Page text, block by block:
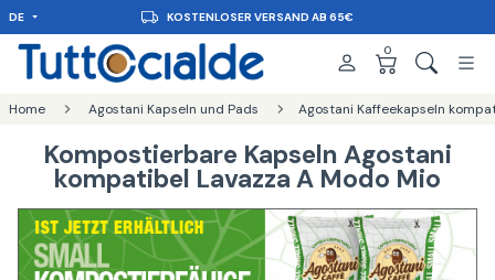
DE KOSTENLOSER VERSAND AB 65€
0
Home Agostani Kapseln und Pads Agostani Kaffeekapseln
Kompostierbare Kapseln Agostani
kompatibel Lavazza A Modo Mio